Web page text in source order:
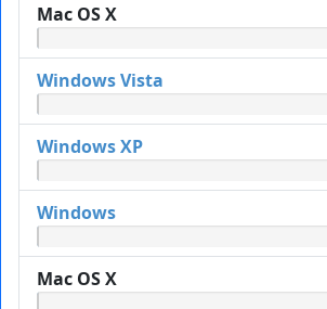
Mac OS X
Windows Vista
Windows XP
Windows
Mac OS X